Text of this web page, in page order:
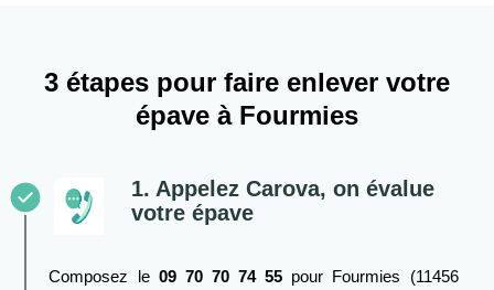
3 étapes pour faire enlever votre
épave à Fourmies
1. Appelez Carova, on évalue
votre épave
Composez le 09 70 70 74 55 pour Fourmies (11456